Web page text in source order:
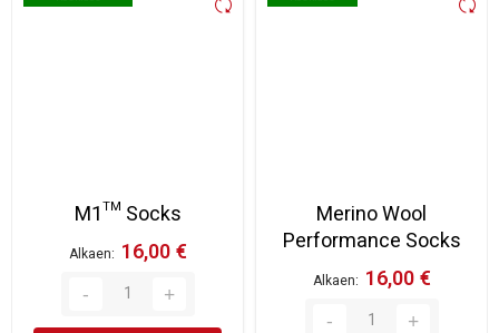
M1™ Socks
Alkaen 16,00 €
Merino Wool
Performance Socks
Alkaen 16,00 €